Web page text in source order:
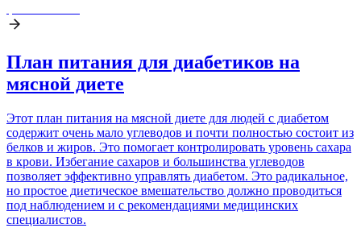
План питания для диабетиков на
мясной диете
Этот план питания на мясной диете для людей с диабетом
содержит очень мало углеводов и почти полностью состоит из
белков и жиров. Это помогает контролировать уровень сахара
в крови. Избегание сахаров и большинства углеводов
позволяет эффективно управлять диабетом. Это радикальное,
но простое диетическое вмешательство должно проводиться
под наблюдением и с рекомендациями медицинских
специалистов.